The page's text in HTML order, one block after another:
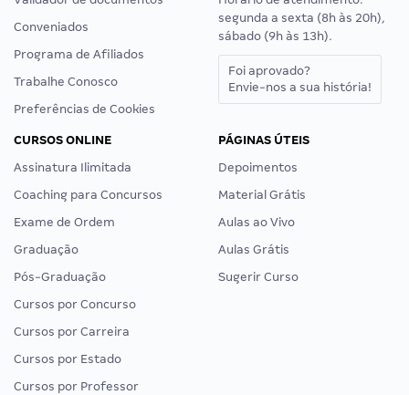
Conveniados
Programa de Afiliados
Trabalhe Conosco
Preferências de Cookies
segunda a sexta (8h às 20h),
sábado (9h às 13h).
Foi aprovado?
Envie-nos a sua história!
CURSOS ONLINE
Assinatura Ilimitada
Coaching para Concursos
Exame de Ordem
Graduação
Pós-Graduação
Cursos por Concurso
Cursos por Carreira
Cursos por Estado
Cursos por Professor
PÁGINAS ÚTEIS
Depoimentos
Material Grátis
Aulas ao Vivo
Aulas Grátis
Sugerir Curso